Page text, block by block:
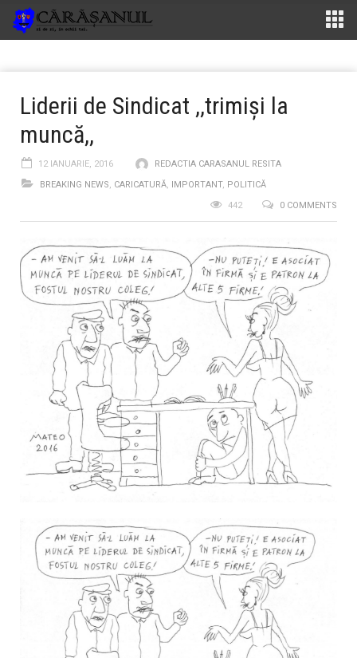
Liderii de Sindicat ,,trimiși la
muncă,,
12 IANUARIE, 2016
REDACTIA CARASANUL RESITA
BREAKING NEWS, CARICATURĂ, IMPORTANT, POLITICĂ
0 COMMENTS
442